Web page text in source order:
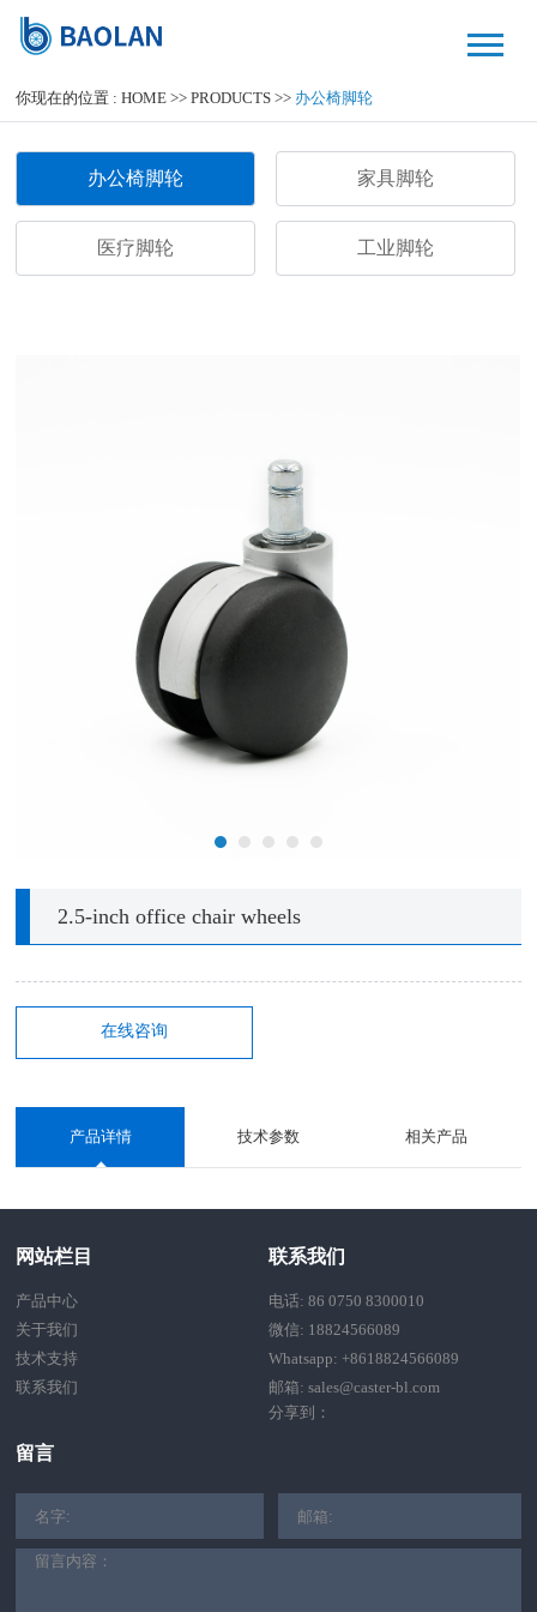
你现在的位置 :HOME >>PRODUCTS >> 办公椅脚轮
办公椅脚轮 家具脚轮
医疗脚轮 工业脚轮
2.5-inch office chair wheels
在线咨询
产品详情 技术参数 相关产品
网站栏目
产品中心
关于我们
技术支持
联系我们
联系我们
电话: 86 0750 8300010
微信: 18824566089
Whatsapp: +8618824566089
邮箱: sales@caster-bl.com
分享到：
留言